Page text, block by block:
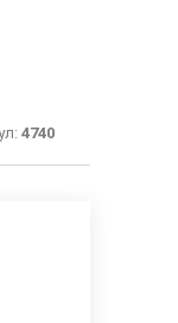
4740